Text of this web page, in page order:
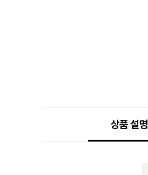
상품 설명